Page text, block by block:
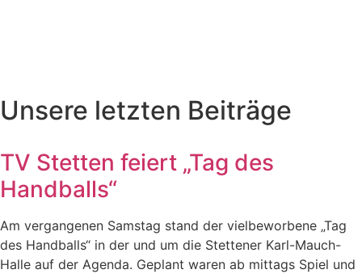
Unsere letzten Beiträge
TV Stetten feiert „Tag des
Handballs“
Am vergangenen Samstag stand der vielbeworbene „Tag
des Handballs“ in der und um die Stettener Karl-Mauch-
Halle auf der Agenda. Geplant waren ab mittags Spiel und